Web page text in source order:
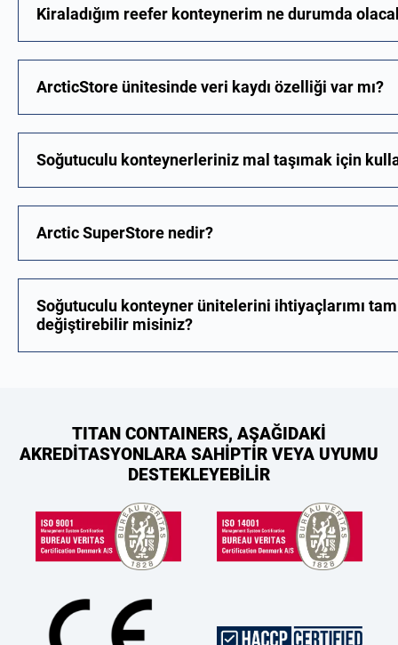
Kiraladığım reefer konteynerim ne durumda
ArcticStore ünitesinde veri kaydı özelliği var mı?
Soğutuculu konteynerleriniz mal taşımak için
Arctic SuperStore nedir?
Soğutuculu konteyner ünitelerini ihtiyaçlarımı
değiştirebilir misiniz?
TITAN CONTAINERS, AŞAĞIDAKİ
AKREDİTASYONLARA SAHİPTİR VEYA UYUMU
DESTEKLEYEBİLİR